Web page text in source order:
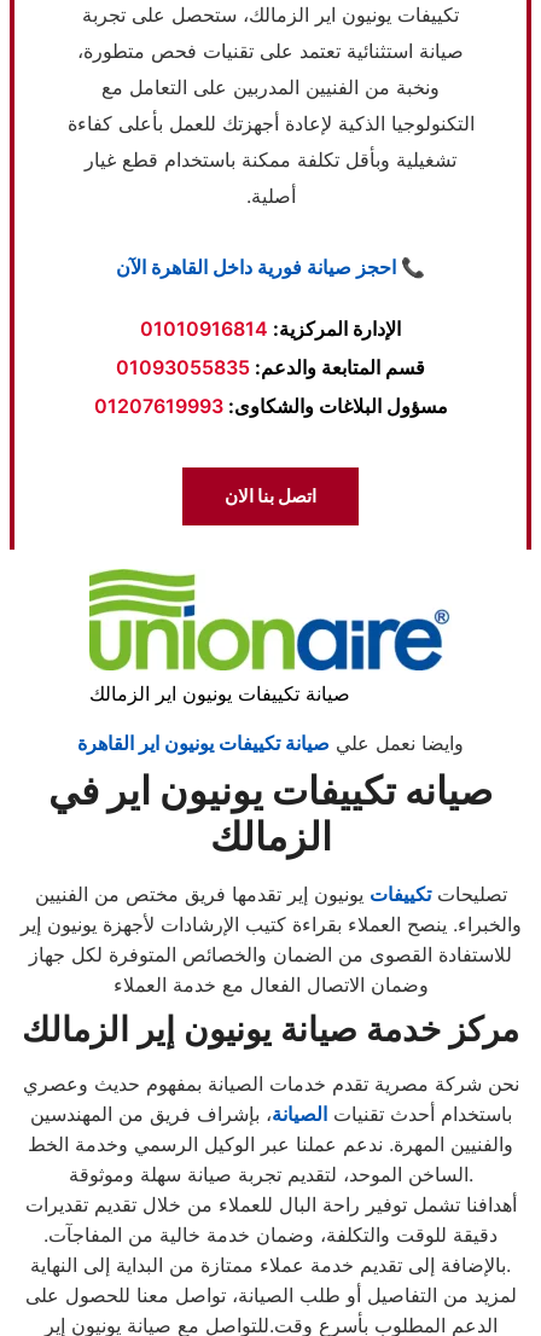
تكييفات يونيون اير الزمالك، ستحصل على تجربة
صيانة استثنائية تعتمد على تقنيات فحص متطورة،
ونخبة من الفنيين المدربين على التعامل مع
التكنولوجيا الذكية لإعادة أجهزتك للعمل بأعلى كفاءة
تشغيلية وبأقل تكلفة ممكنة باستخدام قطع غيار
أصلية.
📞 احجز صيانة فورية داخل القاهرة الآن
الإدارة المركزية: 01010916814
قسم المتابعة والدعم: 01093055835
مسؤول البلاغات والشكاوى:01207619993
اتصل بنا الان
صيانة تكييفات يونيون اير الزمالك
وايضا نعمل علي صيانة تكييفات يونيون اير القاهرة
صيانه تكييفات يونيون اير في
الزمالك
تصليحاتتكييفات يونيون إير تقدمها فريق مختص من الفنيين
والخبراء. ينصح العملاء بقراءة كتيب الإرشادات لأجهزة يونيون إير
للاستفادة القصوى من الضمان والخصائص المتوفرة لكل جهاز
وضمان الاتصال الفعال مع خدمة العملاء
مركز خدمة صيانة يونيون إير الزمالك
نحن شركة مصرية تقدم خدمات الصيانة بمفهوم حديث وعصري
باستخدام أحدث تقنياتالصيانة، بإشراف فريق من المهندسين
والفنيين المهرة. ندعم عملنا عبر الوكيل الرسمي وخدمة الخط
الساخن الموحد، لتقديم تجربة صيانة سهلة وموثوقة.
أهدافنا تشمل توفير راحة البال للعملاء من خلال تقديم تقديرات
دقيقة للوقت والتكلفة، وضمان خدمة خالية من المفاجآت.
بالإضافة إلى تقديم خدمة عملاء ممتازة من البداية إلى النهاية.
لمزيد من التفاصيل أو طلب الصيانة، تواصل معنا للحصول على
الدعم المطلوب بأسرع وقت.للتواصل مع صيانة يونيون إير